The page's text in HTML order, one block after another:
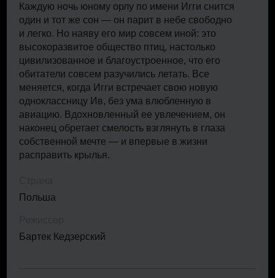
Каждую ночь юному орлу по имени Игги снится
один и тот же сон — он парит в небе свободно
и легко. Но наяву его мир совсем иной: это
высокоразвитое общество птиц, настолько
цивилизованное и благоустроенное, что его
обитатели совсем разучились летать. Все
меняется, когда Игги встречает свою новую
одноклассницу Ив, без ума влюбленную в
авиацию. Вдохновленный ее увлечением, он
наконец обретает смелость взглянуть в глаза
собственной мечте — и впервые в жизни
расправить крылья.
Польша
Бартек Кедзерский